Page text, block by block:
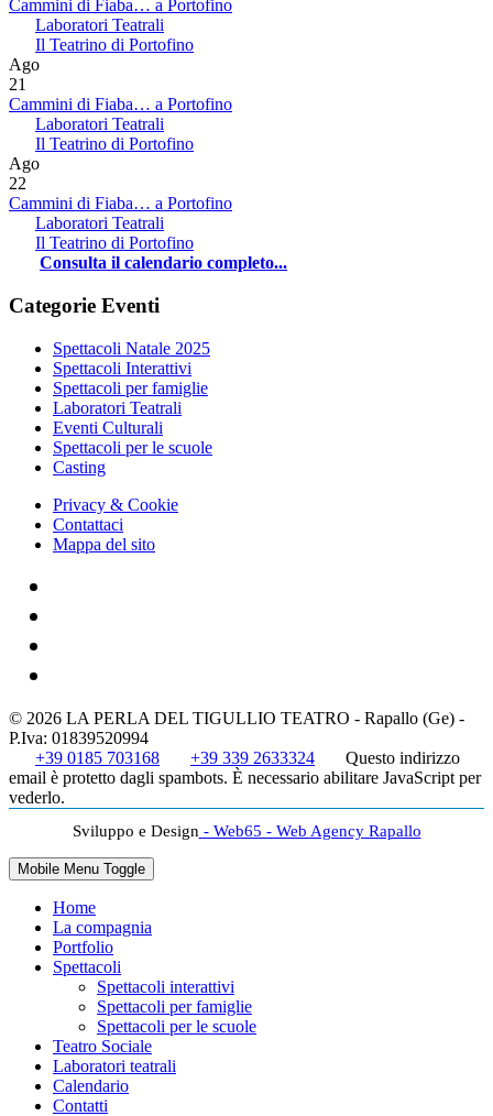
Cammini di Fiaba… a Portofino
Laboratori Teatrali
Il Teatrino di Portofino
Ago
21
Cammini di Fiaba… a Portofino
Laboratori Teatrali
Il Teatrino di Portofino
Ago
22
Cammini di Fiaba… a Portofino
Laboratori Teatrali
Il Teatrino di Portofino
Consulta il calendario completo...
Categorie Eventi
Spettacoli Natale 2025
Spettacoli Interattivi
Spettacoli per famiglie
Laboratori Teatrali
Eventi Culturali
Spettacoli per le scuole
Casting
Privacy & Cookie
Contattaci
Mappa del sito
© 2026 LA PERLA DEL TIGULLIO TEATRO - Rapallo (Ge) -
P.Iva: 01839520994
+39 0185 703168
+39 339 2633324
Questo indirizzo
email è protetto dagli spambots. È necessario abilitare JavaScript per
vederlo.
Sviluppo e Design - Web65 - Web Agency Rapallo
Mobile Menu Toggle
Home
La compagnia
Portfolio
Spettacoli
Spettacoli interattivi
Spettacoli per famiglie
Spettacoli per le scuole
Teatro Sociale
Laboratori teatrali
Calendario
Contatti